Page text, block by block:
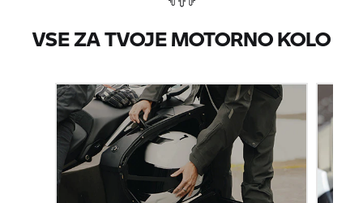
VSE ZA TVOJE MOTORNO KOLO